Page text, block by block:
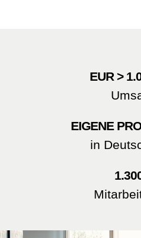
EUR >
EIGENE
in